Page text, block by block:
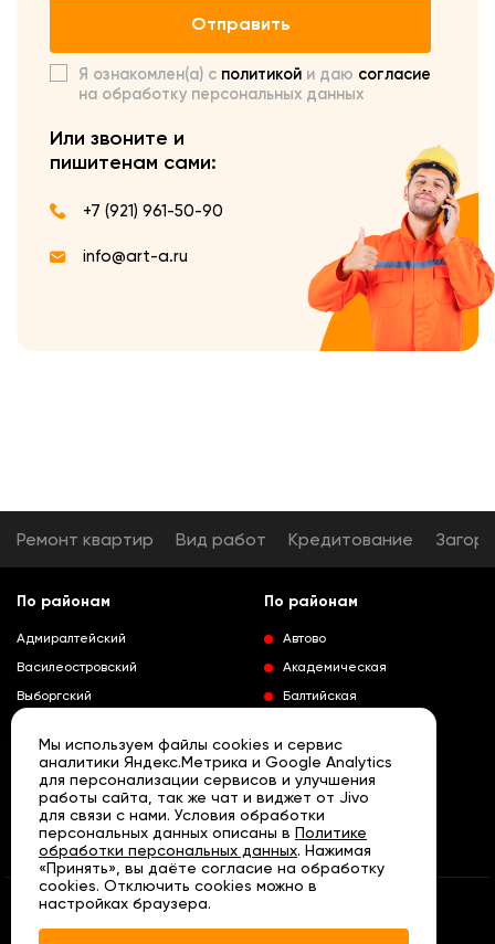
Отправить
Я ознакомлен(а) с политикой и даю согласие
на обработку персональных данных
Или звоните и
пишитенам сами:
+7 (921) 961-50-90
info@art-a.ru
Ремонт квартир Вид работ Кредитование
По районам
Адмиралтейский
Василеостровский
Выборгский
Колпинский
Красногвардейский
Краносельский
Кронштадтский
Курортный
Петроградский
Развернуть
По районам
Автово
Академическая
Балтийская
Выборгская
Гражданский проспект
Девяткино
Кировский завод
Ленинский проспект
Нарвская
© «АРТА» Санкт - Петербург, 2007 - 2026
Мы используем файлы cookies и сервис
аналитики Яндекс.Метрика и Google Analytics
для персонализации сервисов и улучшения
работы сайта, так же чат и виджет от Jivo
для связи с нами. Условия обработки
персональных данных описаны в Политике
обработки персональных данных. Нажимая
«Принять», вы даёте согласие на обработку
cookies. Отключить cookies можно в
настройках браузера.